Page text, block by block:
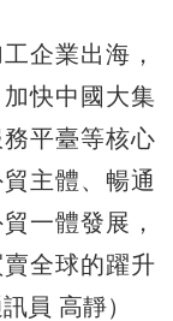
企業出海，
快中國大集
平臺等核心
主體、暢通
一體發展，
全球的躍升
員 高靜）